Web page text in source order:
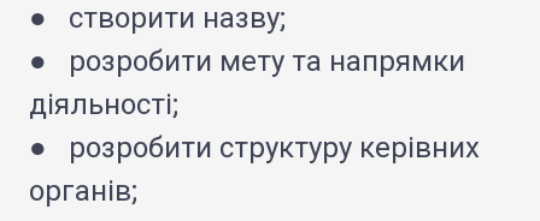
● створити назву;
● розробити мету та напрямки
діяльності;
● розробити структуру керівних
органів;